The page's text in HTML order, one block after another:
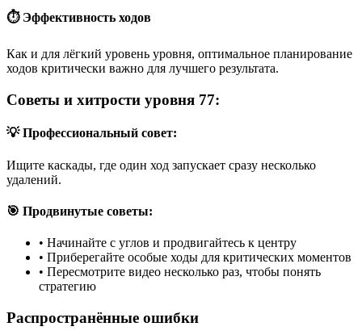
⏱️ Эффективность ходов
Как и для лёгкий уровень уровня, оптимальное планирование
ходов критически важно для лучшего результата.
Советы и хитрости уровня 77:
💡 Профессиональный совет:
Ищите каскады, где один ход запускает сразу несколько
удалений.
🎯 Продвинутые советы:
• Начинайте с углов и продвигайтесь к центру
• Приберегайте особые ходы для критических моментов
• Пересмотрите видео несколько раз, чтобы понять
стратегию
Распространённые ошибки